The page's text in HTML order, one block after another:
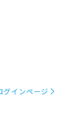
グインページ